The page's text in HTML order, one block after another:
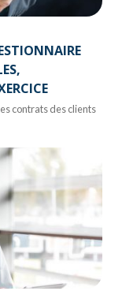
contrats des clients